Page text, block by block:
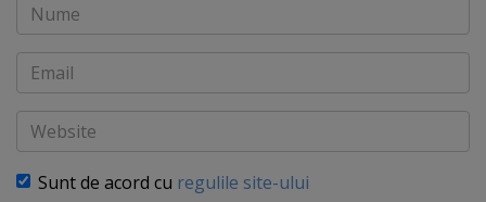
Nume
Email
Website
Sunt de acord cu regulile site-ului